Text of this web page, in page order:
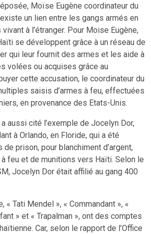
Moïse Eugène coordinateur du
un lien entre les gangs armés en
à l’étranger. Pour Moise Eugène,
se développent grâce à un réseau de
qui leur fournit des armes et les aide à
volées ou acquises grâce au
cette accusation, le coordinateur du
saisis d’armes à feu, effectuées
en provenance des Etats-Unis.
aussi cité l’exemple de Jocelyn Dor,
à Orlando, en Floride, qui a été
prison, pour blanchiment d’argent,
feu et de munitions vers Haïti. Selon le
Jocelyn Dor était affilié au gang 400
« Tati Mendel », « Commandant », «
» et « Trapalman », ont des comptes
Car, selon le rapport de l’Office